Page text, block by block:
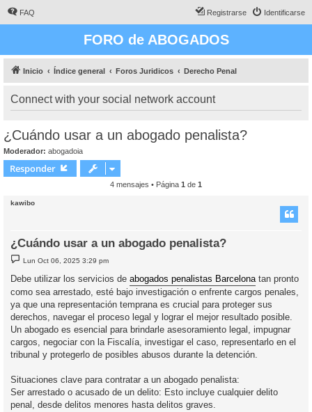
FAQ Identificarse
Registrarse
FORO de ABOGADOS
Inicio Índice general Foros Juridicos Derecho Penal
Connect with your social network account
¿Cuándo usar a un abogado penalista?
Moderador: abogadoia
Responder
4 mensajes • Página 1 de 1
kawibo
¿Cuándo usar a un abogado penalista?
M
e
n
s
a
e
Lun Oct 06, 2025 3:29 pm
Debe utilizar los servicios de abogados penalistas Barcelona tan pronto
como sea arrestado, esté bajo investigación o enfrente cargos penales,
ya que una representación temprana es crucial para proteger sus
derechos, navegar el proceso legal y lograr el mejor resultado posible.
Un abogado es esencial para brindarle asesoramiento legal, impugnar
cargos, negociar con la Fiscalía, investigar el caso, representarlo en el
tribunal y protegerlo de posibles abusos durante la detención.
Situaciones clave para contratar a un abogado penalista:
Ser arrestado o acusado de un delito: Esto incluye cualquier delito
penal, desde delitos menores hasta delitos graves.